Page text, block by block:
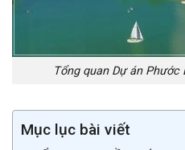
Tổng quan Dự án
Mục lục bài viết